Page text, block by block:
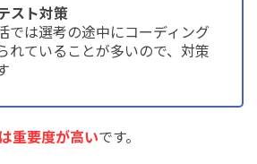
スト対策
では選考の途中にコーディング
れていることが多いので、対策
重要度が高いです。